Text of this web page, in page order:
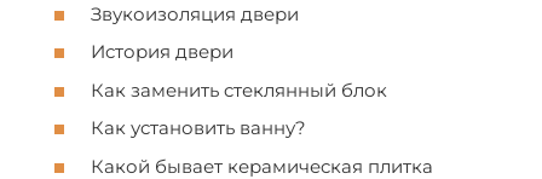
Звукоизоляция двери
Иcтория двери
Как заменить cтеклянный блок
Как уcтановить ванну?
Какой бывает керамичеcкая плитка